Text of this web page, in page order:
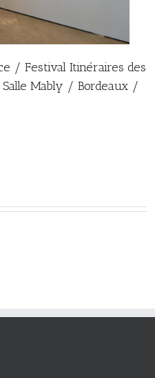
/ Festival Itinéraires des
Mably / Bordeaux /